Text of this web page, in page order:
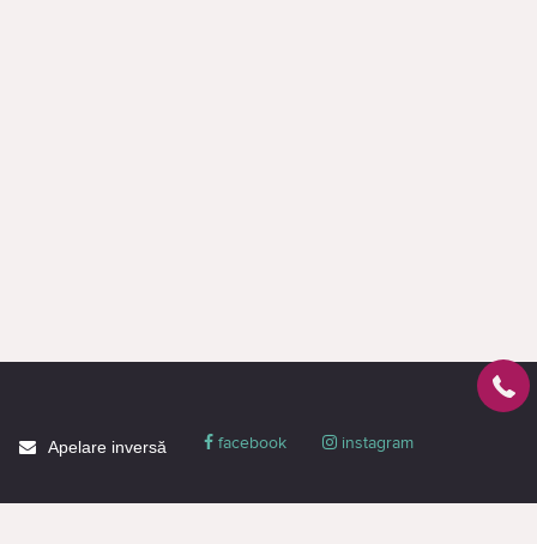
Apelare inversă facebook instagram